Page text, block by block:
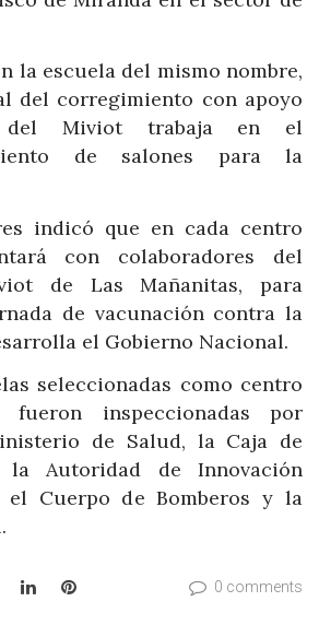
la escuela del mismo nombre,
del corregimiento con apoyo
del Miviot trabaja en el
de salones para la
indicó que en cada centro
con colaboradores del
de Las Mañanitas, para
de vacunación contra la
el Gobierno Nacional.
seleccionadas como centro
fueron inspeccionadas por
de Salud, la Caja de
la Autoridad de Innovación
el Cuerpo de Bomberos y la
LinkedInPinterest 0 comments